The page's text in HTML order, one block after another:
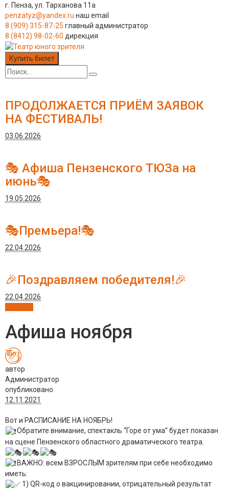
г. Пенза, ул. Тарханова 11а
penzatyz@yandex.ru наш email
8 (909) 315-87-25 главный администратор
8 (8412) 98-02-60 дирекция
Купить билет
ПРОДОЛЖАЕТСЯ ПРИЁМ ЗАЯВОК
НА ФЕСТИВАЛЬ!
03.06.2026
🎭 Афиша Пензенского ТЮЗа на
июнь🎭
19.05.2026
🎭Премьера!🎭
22.04.2026
🎉Поздравляем победителя!🎉
22.04.2026
Афиша ноября
автор
Администратор
опубликовано
12.11.2021
Вот и РАСПИСАНИЕ НА НОЯБРЬ!
Обратите внимание, спектакль “Горе от ума” будет показан
на сцене Пензенского областного драматического театра.
ВАЖНО: всем ВЗРОСЛЫМ зрителям при себе необходимо
иметь:
1) QR-код о вакцинировании, отрицательный результат